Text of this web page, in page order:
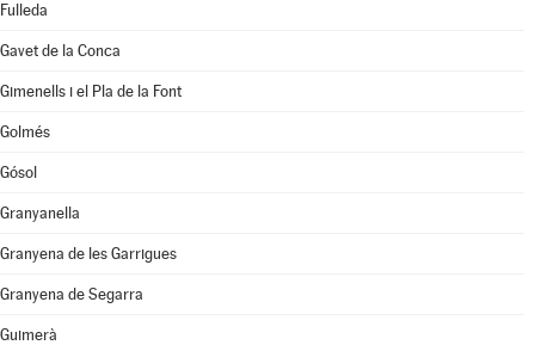
Fulleda
Gavet de la Conca
Gimenells i el Pla de la Font
Golmés
Gósol
Granyanella
Granyena de les Garrigues
Granyena de Segarra
Guimerà